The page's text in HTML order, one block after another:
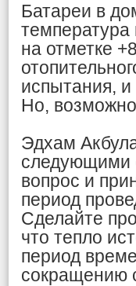
Батареи в
температура
на отметке
испытания, и
Но,
Эдхам
следующими
вопрос и
период
Сделайте
что тепло
период
сокращению